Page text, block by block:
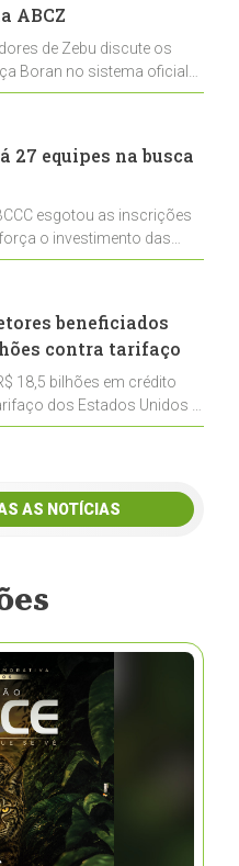
ABCZ
de Zebu discute os
Boran no sistema oficial
sua expansão na
27 equipes na busca
esgotou as inscrições
o investimento das
Cavalos Crioulos voltados
beneficiados
contra tarifaço
18,5 bilhões em crédito
dos Estados Unidos e
estratégicos
AS NOTÍCIAS